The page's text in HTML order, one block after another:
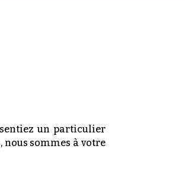
un particulier
sommes à votre